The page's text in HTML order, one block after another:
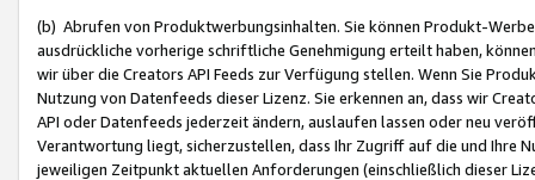
(b) Abrufen von Produktwerbungsinhalten. Sie können Produkt-
ausdrückliche vorherige schriftliche Genehmigung erteilt haben,
wir über die Creators API Feeds zur Verfügung stellen. Wenn Sie
Nutzung von Datenfeeds dieser Lizenz. Sie erkennen an, dass wir
API oder Datenfeeds jederzeit ändern, auslaufen lassen oder neu
Verantwortung liegt, sicherzustellen, dass Ihr Zugriff auf die und Ihre
jeweiligen Zeitpunkt aktuellen Anforderungen (einschließlich dieser